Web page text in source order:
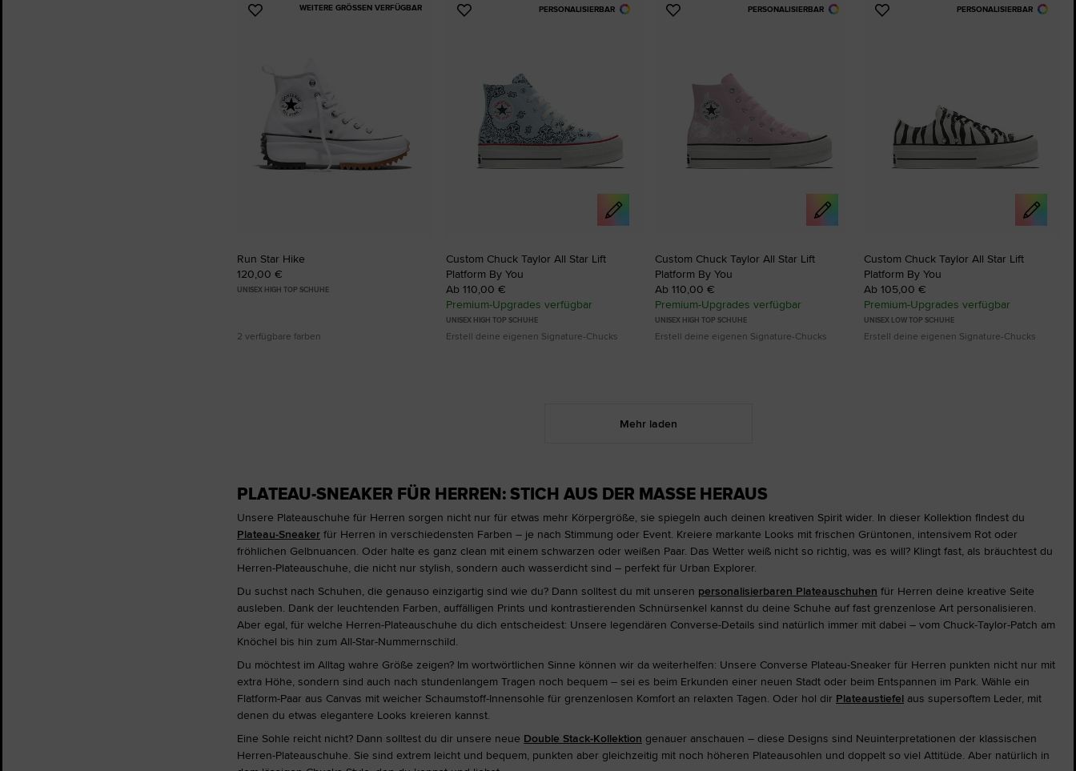
WEITERE GRÖSSEN VERFÜGBAR
Zu
Run Star Hike
120,00 €
UNISEX HIGH TOP SCHUHE
2 verfügbare farben
PERSONALISIERBAR
Zu
Custom Chuck Taylor All Star Lift
Platform By You
Ab 110,00 €
Premium-Upgrades verfügbar
UNISEX HIGH TOP SCHUHE
Erstell deine eigenen Signature-Chucks
PERSONALISIERBAR
Zu
Custom Chuck Taylor All Star Lift
Platform By You
Ab 110,00 €
Premium-Upgrades verfügbar
UNISEX HIGH TOP SCHUHE
Erstell deine eigenen Signature-Chucks
PERSONALISIERBAR
Zu
Custom Chuck Taylor All Star Lift
Platform By You
Ab 105,00 €
Premium-Upgrades verfügbar
UNISEX LOW TOP SCHUHE
Erstell deine eigenen Signature-Chucks
Mehr laden
PLATEAU-SNEAKER FÜR HERREN: STICH AUS DER MASSE HERAUS
Unsere Plateauschuhe für Herren sorgen nicht nur für etwas mehr Körpergröße, sie spiegeln auch deinen kreativen Spirit wider. In dieser Kollektion findest du
Plateau-Sneaker für Herren in verschiedensten Farben – je nach Stimmung oder Event. Kreiere markante Looks mit frischen Grüntonen, intensivem Rot oder
fröhlichen Gelbnuancen. Oder halte es ganz clean mit einem schwarzen oder weißen Paar. Das Wetter weiß nicht so richtig, was es will? Klingt fast, als bräuchtest du
Herren-Plateauschuhe, die nicht nur stylish, sondern auch wasserdicht sind – perfekt für Urban Explorer.
Du suchst nach Schuhen, die genauso einzigartig sind wie du? Dann solltest du mit unseren personalisierbaren Plateauschuhen für Herren deine kreative Seite
ausleben. Dank der leuchtenden Farben, auffälligen Prints und kontrastierenden Schnürsenkel kannst du deine Schuhe auf fast grenzenlose Art personalisieren.
Aber egal, für welche Herren-Plateauschuhe du dich entscheidest: Unsere legendären Converse-Details sind natürlich immer mit dabei – vom Chuck-Taylor-Patch am
Knöchel bis hin zum All-Star-Nummernschild.
Du möchtest im Alltag wahre Größe zeigen? Im wortwörtlichen Sinne können wir da weiterhelfen: Unsere Converse Plateau-Sneaker für Herren punkten nicht nur mit
extra Höhe, sondern sind auch nach stundenlangem Tragen noch bequem – sei es beim Erkunden einer neuen Stadt oder beim Entspannen im Park. Wähle ein
Flatform-Paar aus Canvas mit weicher Schaumstoff-Innensohle für grenzenlosen Komfort an relaxten Tagen. Oder hol dir Plateaustiefel aus supersoftem Leder, mit
denen du etwas elegantere Looks kreieren kannst.
Eine Sohle reicht nicht? Dann solltest du dir unsere neue Double Stack-Kollektion genauer anschauen – diese Designs sind Neuinterpretationen der klassischen
Herren-Plateauschuhe. Sie sind extrem leicht und bequem, punkten aber gleichzeitig mit noch höheren Plateausohlen und doppelt so viel Attitüde. Aber natürlich in